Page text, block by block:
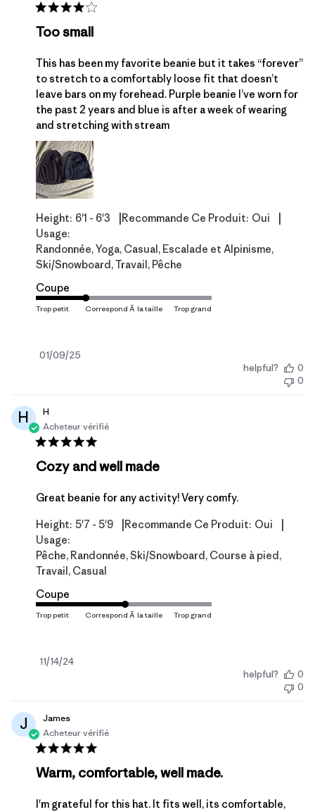
Too small
This has been my favorite beanie but it takes “forever”
to stretch to a comfortably loose fit that doesn’t
leave bars on my forehead. Purple beanie I’ve worn for
the past 2 years and blue is after a week of wearing
and stretching with stream
Height: 6'1 - 6'3 Recommande Ce Produit: Oui
Usage:
Randonnée, Yoga, Casual, Escalade et Alpinisme,
Ski/Snowboard, Travail, Pêche
Coupe
Date
01/09/25
helpful?
0
0
H
H
Acheteur vérifié
Cozy and well made
Great beanie for any activity! Very comfy.
Height: 5'7 - 5'9 Recommande Ce Produit: Oui
Usage:
Pêche, Randonnée, Ski/Snowboard, Course à pied,
Travail, Casual
Coupe
Date
11/14/24
helpful?
0
0
J
James
Acheteur vérifié
Warm, comfortable, well made.
I'm grateful for this hat. It fits well, its comfortable,